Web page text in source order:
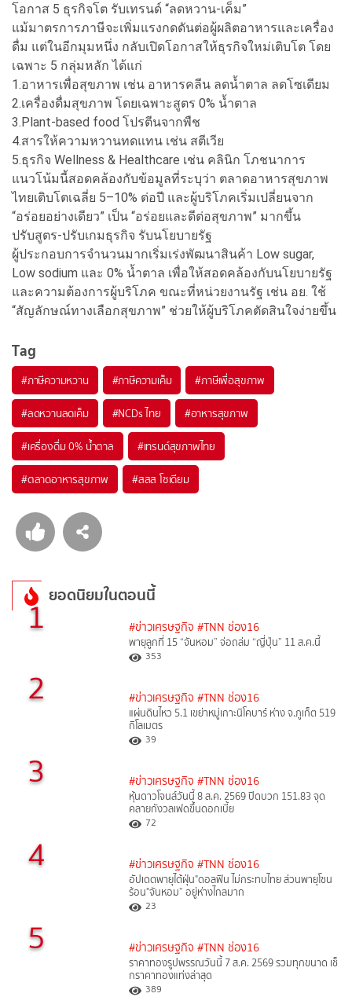
โอกาส 5 ธุรกิจโต รับเทรนด์ “ลดหวาน-เค็ม”
แม้มาตรการภาษีจะเพิ่มแรงกดดันต่อผู้ผลิตอาหารและเครื่อง
ดื่ม แต่ในอีกมุมหนึ่ง กลับเปิดโอกาสให้ธุรกิจใหม่เติบโต โดย
เฉพาะ 5 กลุ่มหลัก ได้แก่
1.อาหารเพื่อสุขภาพ เช่น อาหารคลีน ลดน้ำตาล ลดโซเดียม
2.เครื่องดื่มสุขภาพ โดยเฉพาะสูตร 0% น้ำตาล
3.Plant-based food โปรตีนจากพืช
4.สารให้ความหวานทดแทน เช่น สตีเวีย
5.ธุรกิจ Wellness & Healthcare เช่น คลินิก โภชนาการ
แนวโน้มนี้สอดคล้องกับข้อมูลที่ระบุว่า ตลาดอาหารสุขภาพ
ไทยเติบโตเฉลี่ย 5–10% ต่อปี และผู้บริโภคเริ่มเปลี่ยนจาก
“อร่อยอย่างเดียว” เป็น “อร่อยและดีต่อสุขภาพ” มากขึ้น
ปรับสูตร-ปรับเกมธุรกิจ รับนโยบายรัฐ
ผู้ประกอบการจำนวนมากเริ่มเร่งพัฒนาสินค้า Low sugar,
Low sodium และ 0% น้ำตาล เพื่อให้สอดคล้องกับนโยบายรัฐ
และความต้องการผู้บริโภค ขณะที่หน่วยงานรัฐ เช่น อย. ใช้
“สัญลักษณ์ทางเลือกสุขภาพ” ช่วยให้ผู้บริโภคตัดสินใจง่ายขึ้น
Tag
#ภาษีความหวาน #ภาษีความเค็ม #ภาษีเพื่อสุขภาพ
#ลดหวานลดเค็ม #NCDs ไทย #อาหารสุขภาพ
#เครื่องดื่ม 0% น้ำตาล #เทรนด์สุขภาพไทย
#ตลาดอาหารสุขภาพ #สสส โซเดียม
ยอดนิยมในตอนนี้
1 #ข่าวเศรษฐกิจ #TNN ช่อง16
พายุลูกที่ 15 “จันหอม” จ่อถล่ม “ญี่ปุ่น” 11 ส.ค.นี้
353
2 #ข่าวเศรษฐกิจ #TNN ช่อง16
แผ่นดินไหว 5.1 เขย่าหมู่เกาะนิโคบาร์ ห่าง จ.ภูเก็ต 519
กิโลเมตร
39
3 #ข่าวเศรษฐกิจ #TNN ช่อง16
หุ้นดาวโจนส์วันนี้ 8 ส.ค. 2569 ปิดบวก 151.83 จุด
คลายกังวลเฟดขึ้นดอกเบี้ย
72
4 #ข่าวเศรษฐกิจ #TNN ช่อง16
อัปเดตพายุไต้ฝุ่น"ดอลฟิน ไม่กระทบไทย ส่วนพายุโซน
ร้อน"จันหอม” อยู่ห่างไกลมาก
23
5 #ข่าวเศรษฐกิจ #TNN ช่อง16
ราคาทองรูปพรรณวันนี้ 7 ส.ค. 2569 รวมทุกขนาด เช็
กราคาทองแท่งล่าสุด
389